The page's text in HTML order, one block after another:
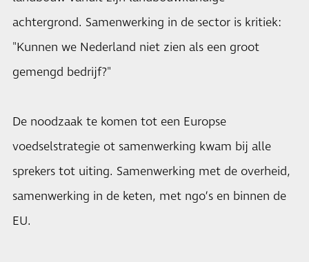
achtergrond. Samenwerking in de sector is kritiek:
"Kunnen we Nederland niet zien als een groot
gemengd bedrijf?"
De noodzaak te komen tot een Europse
voedselstrategie ot samenwerking kwam bij alle
sprekers tot uiting. Samenwerking met de overheid,
samenwerking in de keten, met ngo’s en binnen de
EU.